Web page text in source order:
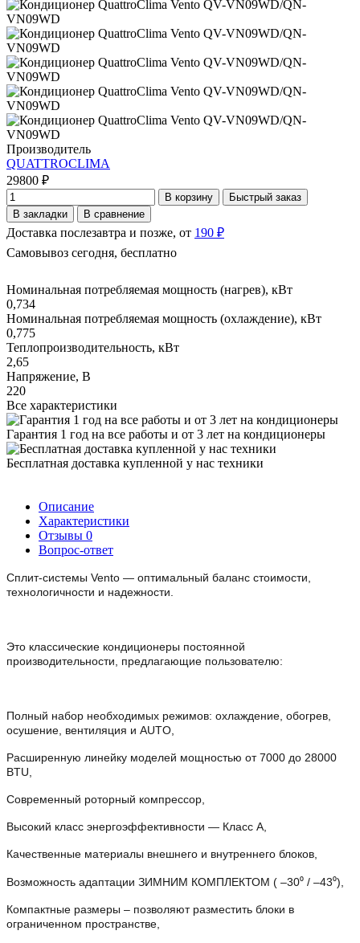
Производитель
QUATTROCLIMA
29800 ₽
В корзину
Быстрый заказ
В закладки
В сравнение
Доставка послезавтра и позже, от 190 ₽
Самовывоз сегодня, бесплатно
Номинальная потребляемая мощность (нагрев), кВт
0,734
Номинальная потребляемая мощность (охлаждение), кВт
0,775
Теплопроизводительность, кВт
2,65
Напряжение, В
220
Все характеристики
Гарантия 1 год на все работы и от 3 лет на кондиционеры
Бесплатная доставка купленной у нас техники
Описание
Характеристики
Отзывы 0
Вопрос-ответ
Сплит-системы Vento — оптимальный баланс стоимости,
технологичности и надежности.
Это классические кондиционеры постоянной
производительности, предлагающие пользователю:
Полный набор необходимых режимов: охлаждение, обогрев,
осушение, вентиляция и AUTO,
Расширенную линейку моделей мощностью от 7000 до 28000
BTU,
Современный роторный компрессор,
Высокий класс энергоэффективности — Класс A,
Качественные материалы внешнего и внутреннего блоков,
Возможность адаптации ЗИМНИМ КОМПЛЕКТОМ ( –30⁰ / –43⁰),
Компактные размеры – позволяют разместить блоки в
ограниченном пространстве,